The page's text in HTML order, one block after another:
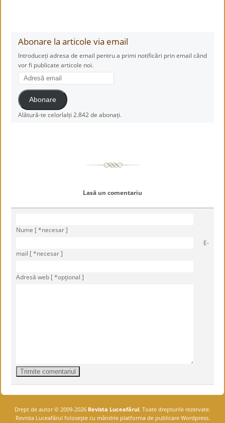
Abonare la articole via email
Introduceți adresa de email pentru a primi notificări prin email când
vor fi publicate articole noi.
Adresă
email
Abonare
Alătură-te celorlalți 2.842 de abonați.
Lasă un comentariu
Nume [ *necesar ]
E-
mail [ *necesar ]
Adresă web [ *opţional ]
Drept de autor © 2009-2026 Revista Luceafărul. Toate drepturile rezervate.
Revista Luceafărul foloseşte cu mândrie platforma de publicare Wordpress.